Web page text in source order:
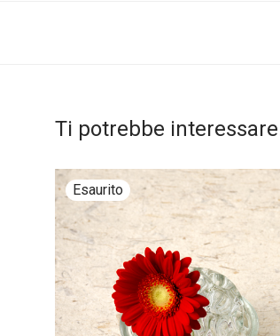
Ti potrebbe